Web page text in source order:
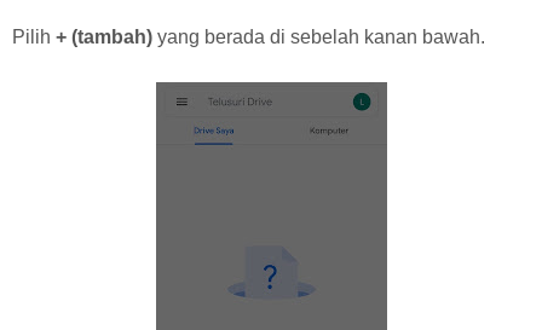
Pilih + (tambah) yang berada di sebelah kanan bawah.